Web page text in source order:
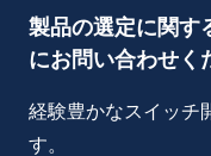
製品の選定に関す
にお問い合わせく
経験豊かなスイッチ
す。